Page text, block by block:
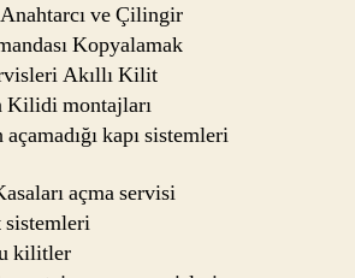
ve Çilingir
Kopyalamak
Akıllı Kilit
Kilidi montajları
kapı sistemleri
açma servisi
sistemleri
kilitler